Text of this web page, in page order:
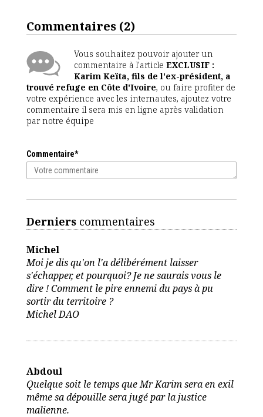
Commentaires (2)
Vous souhaitez pouvoir ajouter un
commentaire à l'article EXCLUSIF :
Karim Keïta, fils de l'ex-président, a
trouvé refuge en Côte d'Ivoire, ou faire profiter de
votre expérience avec les internautes, ajoutez votre
commentaire il sera mis en ligne après validation
par notre équipe
Commentaire*
Derniers commentaires
Michel
Moi je dis qu'on l'a délibérément laisser
s'échapper, et pourquoi? Je ne saurais vous le
dire ! Comment le pire ennemi du pays à pu
sortir du territoire ?
Michel DAO
Abdoul
Quelque soit le temps que Mr Karim sera en exil
même sa dépouille sera jugé par la justice
malienne.